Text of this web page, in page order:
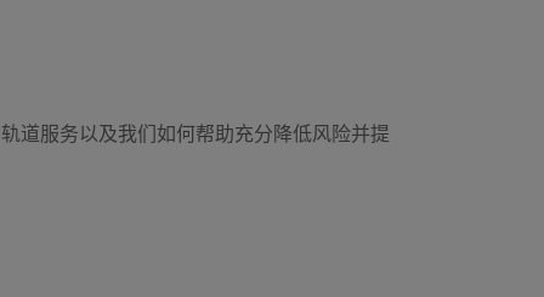
道服务以及我们如何帮助充分降低风险并提